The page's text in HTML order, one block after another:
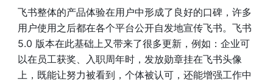
飞书整体的产品体验在用户中形成了良好的口碑，许多
用户使用之后都在各个平台公开自发地宣传飞书。飞书
5.0 版本在此基础上又带来了很多更新，例如：企业可
以在员工获奖、入职周年时，发放勋章挂在飞书头像
上，既能让努力被看到，个体被认可，还能增强工作中